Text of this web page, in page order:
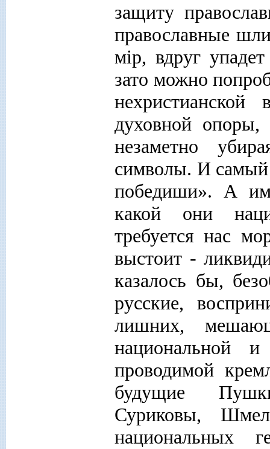
защиту
православные
мiр, вдруг
зато можно
духовной опоры,
незаметно
символы. И самый
победиши». А
какой они
требуется нас
выстоит -
казалось бы,
русские,
лишних,
национальной и
проводимой
будущие
Суриковы,
национальных